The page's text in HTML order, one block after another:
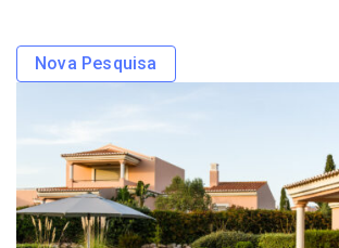
Nova Pesquisa